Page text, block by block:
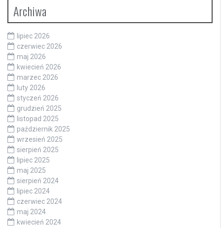
Archiwa
lipiec 2026
czerwiec 2026
maj 2026
kwiecień 2026
marzec 2026
luty 2026
styczeń 2026
grudzień 2025
listopad 2025
październik 2025
wrzesień 2025
sierpień 2025
lipiec 2025
maj 2025
sierpień 2024
lipiec 2024
czerwiec 2024
maj 2024
kwiecień 2024